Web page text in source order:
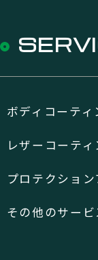
ボディコーティ
レザーコーティ
プロテクショ
その他のサー